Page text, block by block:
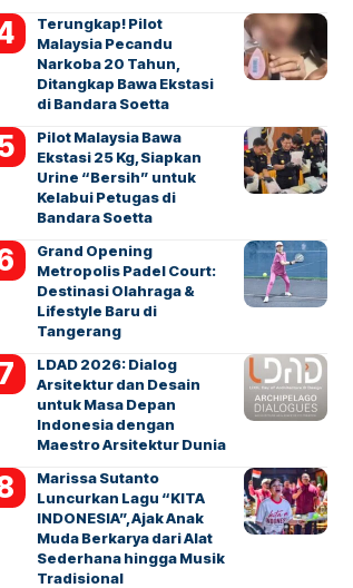
Terungkap! Pilot
Malaysia Pecandu
Narkoba 20 Tahun,
Ditangkap Bawa Ekstasi
di Bandara Soetta
Pilot Malaysia Bawa
Ekstasi 25 Kg, Siapkan
Urine “Bersih” untuk
Kelabui Petugas di
Bandara Soetta
Grand Opening
Metropolis Padel Court:
Destinasi Olahraga &
Lifestyle Baru di
Tangerang
LDAD 2026: Dialog
Arsitektur dan Desain
untuk Masa Depan
Indonesia dengan
Maestro Arsitektur Dunia
Marissa Sutanto
Luncurkan Lagu “KITA
INDONESIA”, Ajak Anak
Muda Berkarya dari Alat
Sederhana hingga Musik
Tradisional